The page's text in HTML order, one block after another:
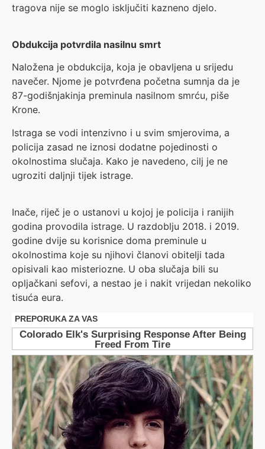
tragova nije se moglo isključiti kazneno djelo.
Obdukcija potvrdila nasilnu smrt
Naložena je obdukcija, koja je obavljena u srijedu
navečer. Njome je potvrđena početna sumnja da je
87-godišnjakinja preminula nasilnom smrću, piše
Krone.
Istraga se vodi intenzivno i u svim smjerovima, a
policija zasad ne iznosi dodatne pojedinosti o
okolnostima slučaja. Kako je navedeno, cilj je ne
ugroziti daljnji tijek istrage.
Inače, riječ je o ustanovi u kojoj je policija i ranijih
godina provodila istrage. U razdoblju 2018. i 2019.
godine dvije su korisnice doma preminule u
okolnostima koje su njihovi članovi obitelji tada
opisivali kao misteriozne. U oba slučaja bili su
opljačkani sefovi, a nestao je i nakit vrijedan nekoliko
tisuća eura.